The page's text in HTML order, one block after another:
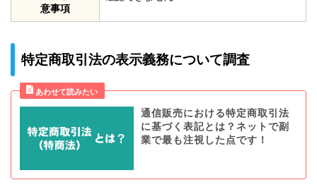
意事項
特定商取引法の表示義務について調査
通信販売における特定商取引法
に基づく表記とは？ネットで副
業で最も注視した点です！